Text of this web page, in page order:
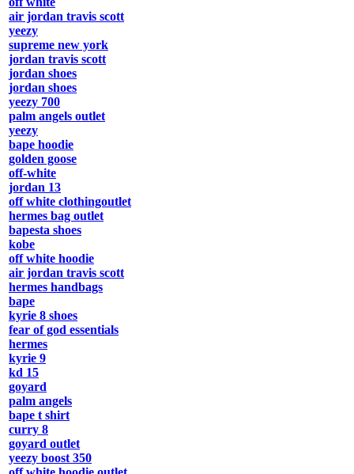
air jordan travis scott
yeezy
supreme new york
jordan travis scott
jordan shoes
jordan shoes
yeezy 700
palm angels outlet
yeezy
bape hoodie
golden goose
off-white
jordan 13
off white clothingoutlet
hermes bag outlet
bapesta shoes
kobe
off white hoodie
air jordan travis scott
hermes handbags
bape
kyrie 8 shoes
fear of god essentials
hermes
kyrie 9
kd 15
goyard
palm angels
bape t shirt
curry 8
goyard outlet
yeezy boost 350